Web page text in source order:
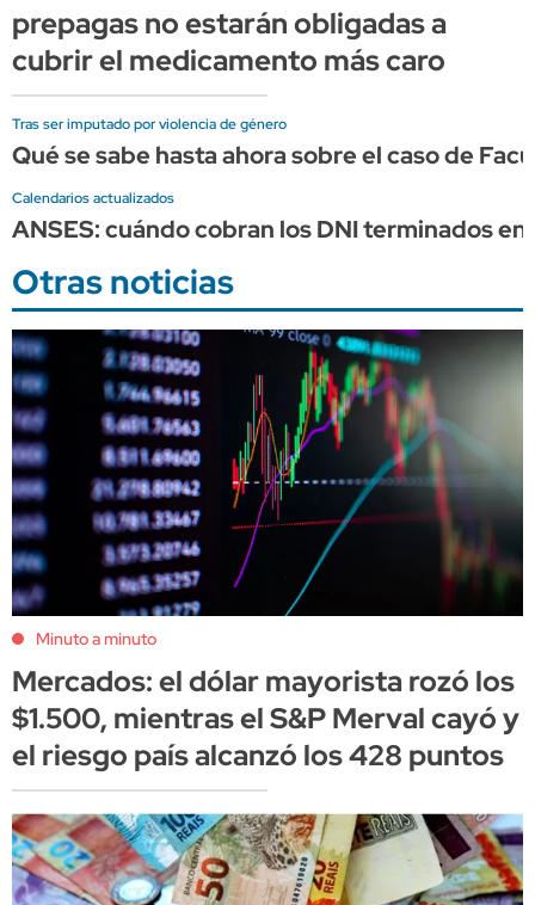
prepagas no estarán obligadas a
cubrir el medicamento más caro
Tras ser imputado por violencia de género
Qué se sabe hasta ahora sobre el caso de
Calendarios actualizados
ANSES: cuándo cobran los DNI terminados
Otras noticias
Minuto a minuto
Mercados: el dólar mayorista rozó los
$1.500, mientras el S&P Merval cayó y
el riesgo país alcanzó los 428 puntos